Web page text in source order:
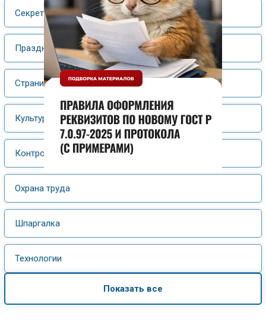
Секретарь плюс
Праздник
Страницы истории
Культура и искусство
Контрольная работа
Охрана труда
Шпаргалка
Технологии
Показать все